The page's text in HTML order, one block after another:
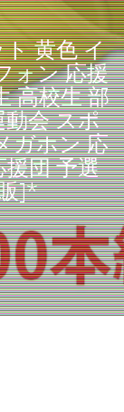
黄色 イ
ォン 応援
高校生 部
会 スポ
ガホン 応
団 予選
]*